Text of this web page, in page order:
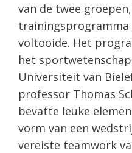
van de twee
trainingsprogramma
voltooide. Het
het
Universiteit van
professor Thomas
bevatte leuke
vorm van een
vereiste teamwork